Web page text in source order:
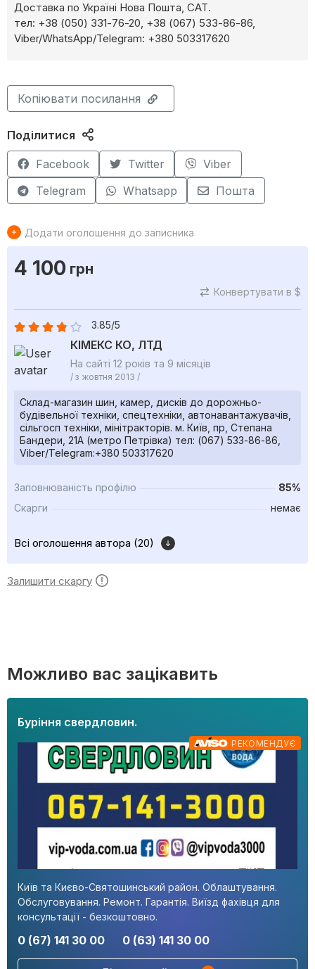
Доставка по Україні Нова Пошта, САТ.
тел: +38 (050) 331-76-20, +38 (067) 533-86-86,
Viber/WhatsApp/Telegram: +380 503317620
Копіювати посилання
Поділитися
Facebook Twitter
Viber
Telegram
Whatsapp Пошта
Додати оголошення до записника
4 100 грн
Конвертувати в $
3.85/5
КІМЕКС КО, ЛТД
На сайті 12 років та 9 місяців
/ з жовтня 2013 /
Склад-магазин шин, камер, дисків до дорожньо-
будівельної техніки, спецтехніки, автонавантажувачів,
сільгосп техніки, мінітракторів. м. Київ, пр, Степана
Бандери, 21А (метро Петрівка) тел: (067) 533-86-86,
Viber/Telegram:+380 503317620
Заповнюваність профілю
85%
Скарги
немає
Всі оголошення автора (20)
Залишити скаргу
Можливо вас зацікавить
Київ та Києво-Святошинський район. Облаштування.
Обслуговування. Ремонт. Гарантія. Виїзд фахівця для
консультації - безкоштовно.
0 (67) 141 30 00 0 (63) 141 30 00
Буріння свердловин.
РЕКОМЕНДУЄ